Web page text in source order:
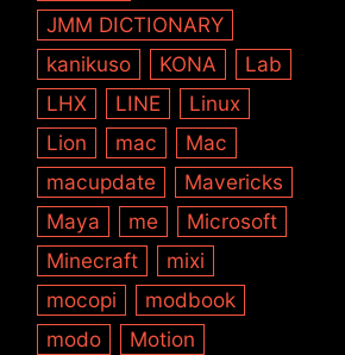
JMM DICTIONARY
kanikuso
KONA
Lab
LHX
LINE
Linux
Lion
mac
Mac
macupdate
Mavericks
Maya
me
Microsoft
Minecraft
mixi
mocopi
modbook
modo
Motion